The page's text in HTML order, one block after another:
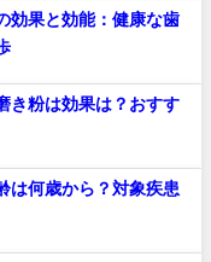
効果と効能：健康な歯
き粉は効果は？おすす
は何歳から？対象疾患